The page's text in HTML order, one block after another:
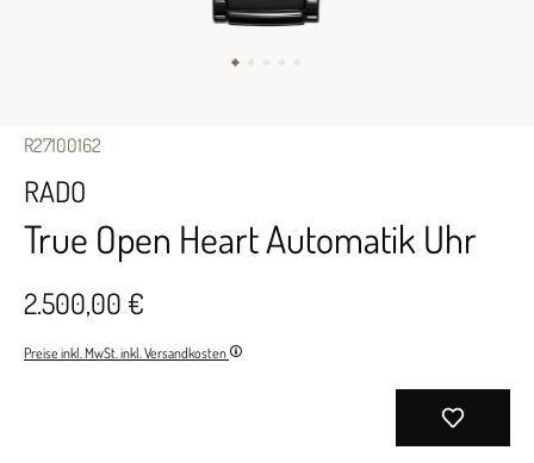
R27100162
RADO
True Open Heart Automatik Uhr
2.500,00 €
Preise inkl. MwSt. inkl. Versandkosten